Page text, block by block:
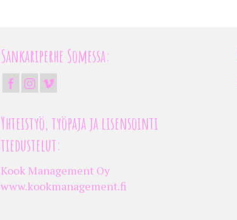
Sankariperhe Somessa:
Yhteistyö, työpaja ja lisensointi
tiedustelut:
Kook Management Oy
www.kookmanagement.fi